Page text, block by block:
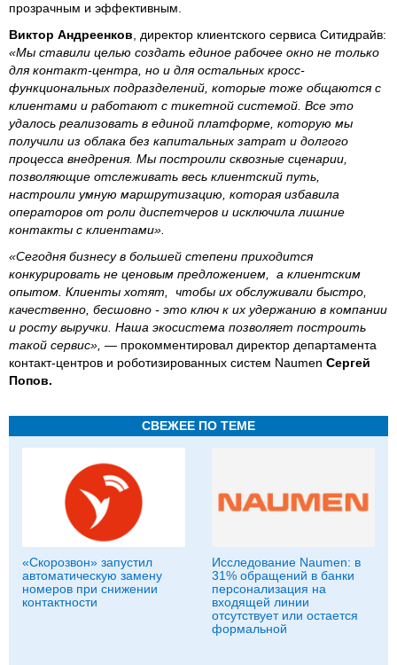
прозрачным и эффективным.
Виктор Андреенков , директор клиентского сервиса Ситидрайв:
«Мы ставили целью создать единое рабочее окно не только
для контакт-центра, но и для остальных кросс-
функциональных подразделений, которые тоже общаются с
клиентами и работают с тикетной системой. Все это
удалось реализовать в единой платформе, которую мы
получили из облака без капитальных затрат и долгого
процесса внедрения. Мы построили сквозные сценарии,
позволяющие отслеживать весь клиентский путь,
настроили умную маршрутизацию, которая избавила
операторов от роли диспетчеров и исключила лишние
контакты с клиентами».
«Сегодня бизнесу в большей степени приходится
конкурировать не ценовым предложением, а клиентским
опытом. Клиенты хотят, чтобы их обслуживали быстро,
качественно, бесшовно - это ключ к их удержанию в компании
и росту выручки. Наша экосистема позволяет построить
такой сервис», — прокомментировал директор департамента
контакт-центров и роботизированных систем Naumen Сергей
Попов.
СВЕЖЕЕ ПО ТЕМЕ
«Скорозвон» запустил
автоматическую замену
номеров при снижении
контактности
Исследование Naumen: в
31% обращений в банки
персонализация на
входящей линии
отсутствует или остается
формальной